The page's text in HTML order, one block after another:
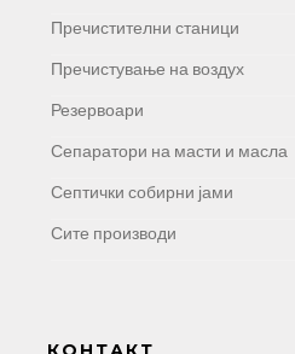
Пречистителни станици
Пречистување на воздух
Резервоари
Сепаратори на масти и масла
Септички собирни јами
Сите производи